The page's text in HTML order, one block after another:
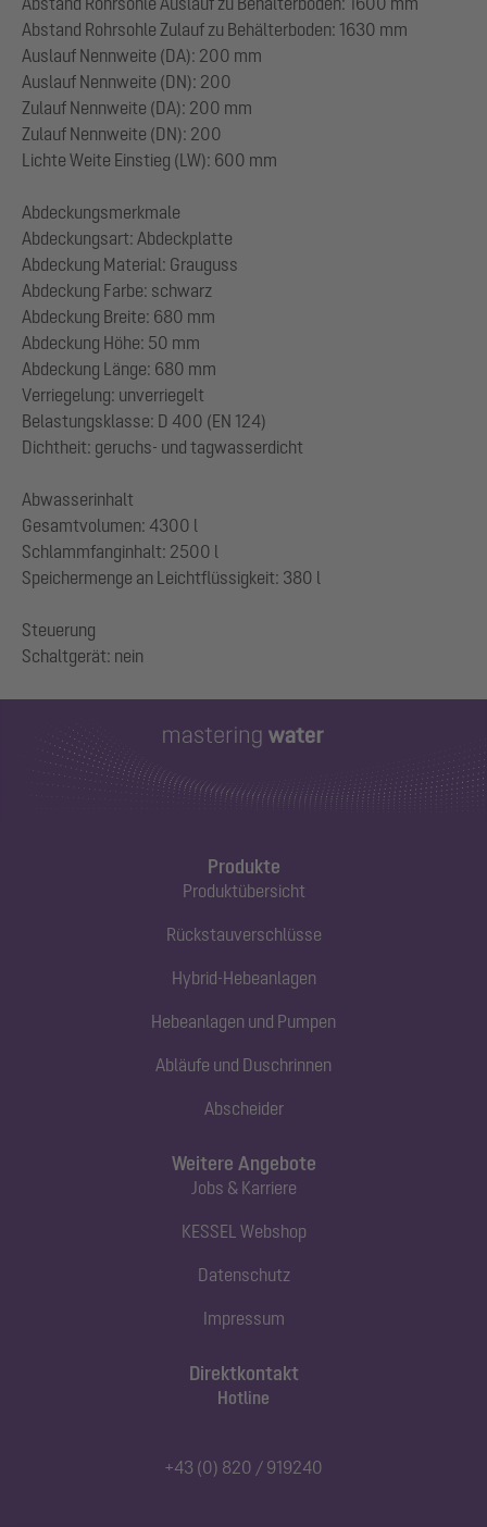
Abstand Rohrsohle Zulauf zu Behälterboden: 1630 mm
Auslauf Nennweite (DA): 200 mm
Auslauf Nennweite (DN): 200
Zulauf Nennweite (DA): 200 mm
Zulauf Nennweite (DN): 200
Lichte Weite Einstieg (LW): 600 mm
Abdeckungsmerkmale
Abdeckungsart: Abdeckplatte
Abdeckung Material: Grauguss
Abdeckung Farbe: schwarz
Abdeckung Breite: 680 mm
Abdeckung Höhe: 50 mm
Abdeckung Länge: 680 mm
Verriegelung: unverriegelt
Belastungsklasse: D 400 (EN 124)
Dichtheit: geruchs- und tagwasserdicht
Abwasserinhalt
Gesamtvolumen: 4300 l
Schlammfanginhalt: 2500 l
Speichermenge an Leichtflüssigkeit: 380 l
Steuerung
Produkte
Produktübersicht
Rückstauverschlüsse
Hybrid-Hebeanlagen
Hebeanlagen und Pumpen
Abläufe und Duschrinnen
Abscheider
Direktkontakt
Hotline
+43 (0) 820 / 919240
Weitere Angebote
Jobs & Karriere
KESSEL Webshop
Datenschutz
Impressum